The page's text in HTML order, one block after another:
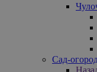
Сад-